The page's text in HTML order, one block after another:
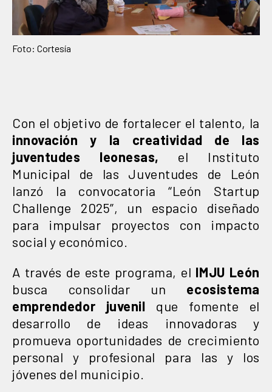
Foto: Cortesía
Con el objetivo de fortalecer el talento, la
innovación y la creatividad de las
juventudes leonesas, el Instituto
Municipal de las Juventudes de León
lanzó la convocatoria “León Startup
Challenge 2025”, un espacio diseñado
para impulsar proyectos con impacto
social y económico.
A través de este programa, el IMJU León
busca consolidar un ecosistema
emprendedor juvenil que fomente el
desarrollo de ideas innovadoras y
promueva oportunidades de crecimiento
personal y profesional para las y los
jóvenes del municipio.